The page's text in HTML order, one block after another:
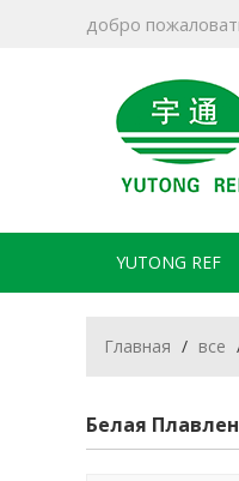
добро
YUTONG REF
Главная / все
Белая